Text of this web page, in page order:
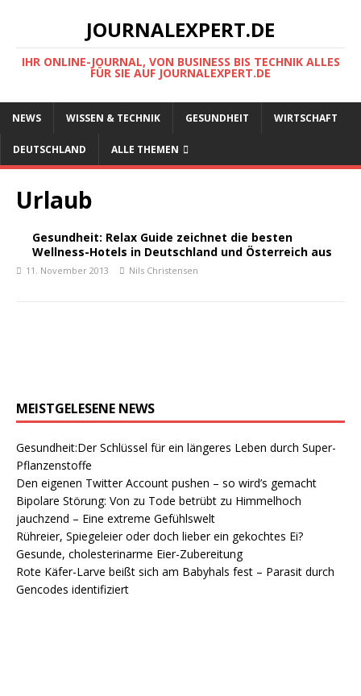
JOURNALEXPERT.DE
IHR ONLINE-JOURNAL, VON BUSINESS BIS TECHNIK ALLES
FÜR SIE AUF JOURNALEXPERT.DE
NEWS WISSEN & TECHNIK GESUNDHEIT WIRTSCHAFT
DEUTSCHLAND ALLE THEMEN
Urlaub
Gesundheit: Relax Guide zeichnet die besten
Wellness-Hotels in Deutschland und Österreich aus
11. November 2013 Nils Christensen
MEISTGELESENE NEWS
Gesundheit:Der Schlüssel für ein längeres Leben durch Super-
Pflanzenstoffe
Den eigenen Twitter Account pushen – so wird’s gemacht
Bipolare Störung: Von zu Tode betrübt zu Himmelhoch
jauchzend – Eine extreme Gefühlswelt
Rühreier, Spiegeleier oder doch lieber ein gekochtes Ei?
Gesunde, cholesterinarme Eier-Zubereitung
Rote Käfer-Larve beißt sich am Babyhals fest – Parasit durch
Gencodes identifiziert